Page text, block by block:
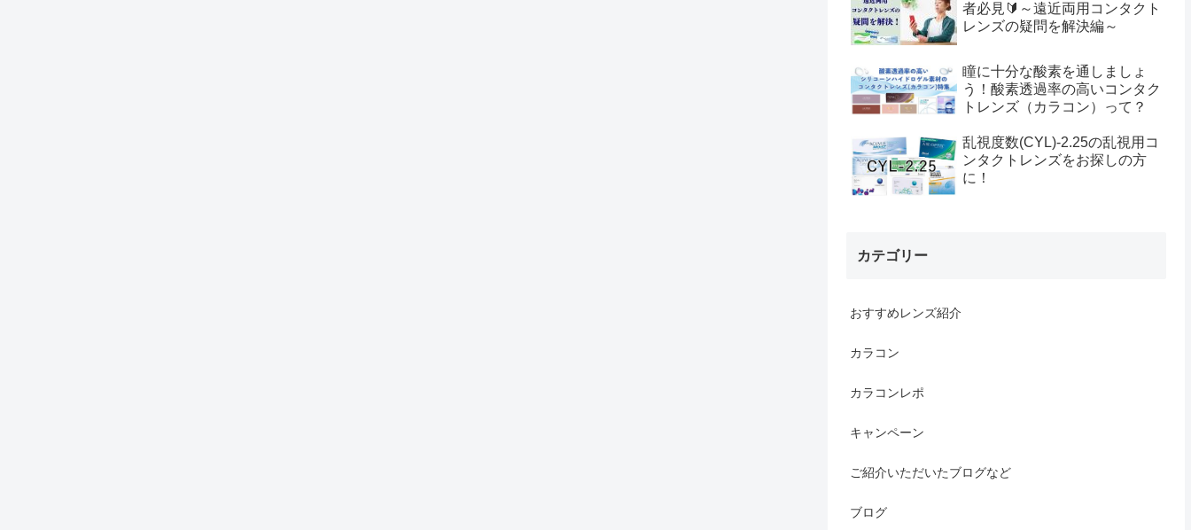
者必見🔰～遠近両用コンタクト
レンズの疑問を解決編～
瞳に十分な酸素を通しましょ
う！酸素透過率の高いコンタク
トレンズ（カラコン）って？
乱視度数(CYL)-2.25の乱視用コ
ンタクトレンズをお探しの方
に！
カテゴリー
おすすめレンズ紹介
カラコン
カラコンレポ
キャンペーン
ご紹介いただいたブログなど
ブログ